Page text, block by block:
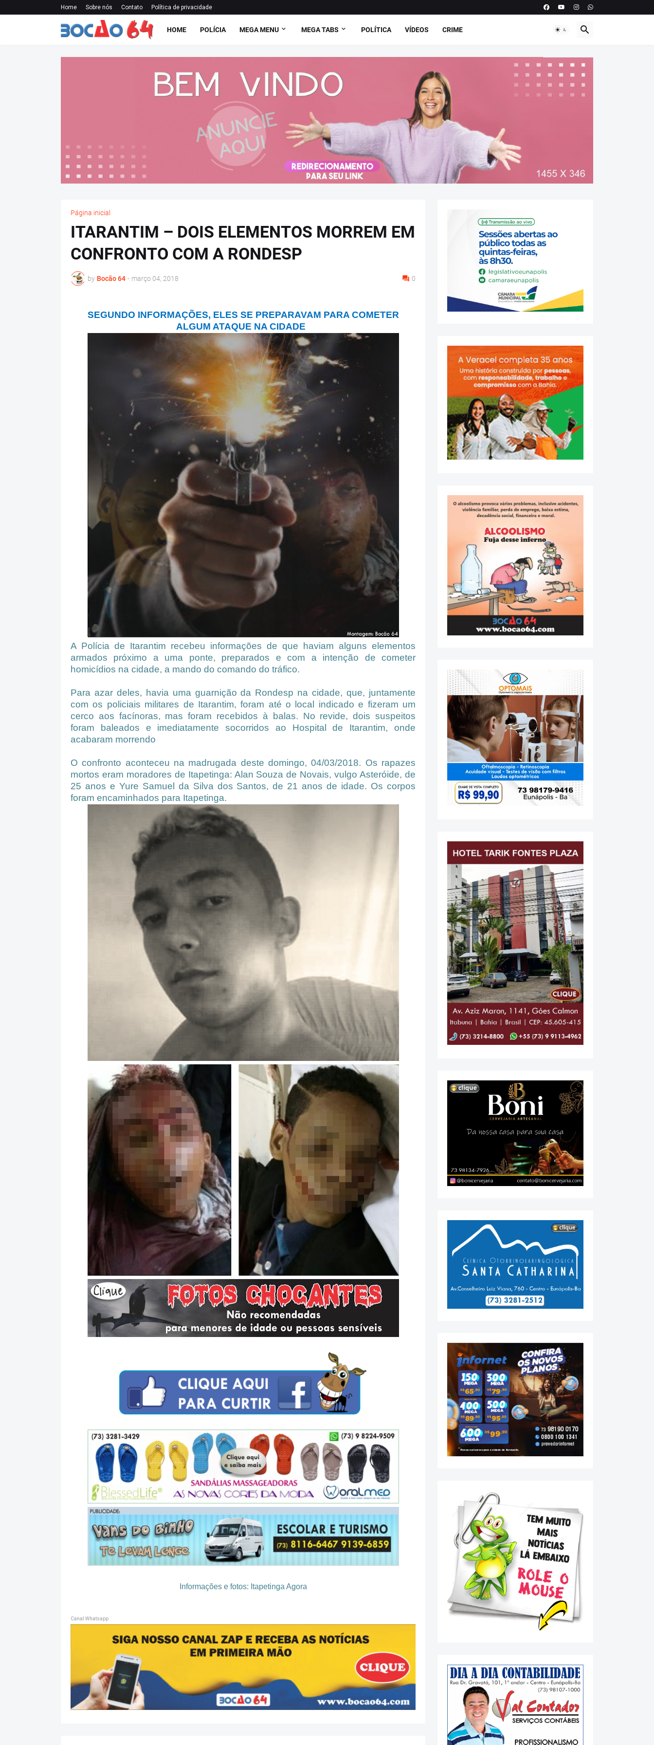
Home Sobre nós Contato Política de privacidade
HOME POLÍCIA MEGA MENU MEGA TABS POLÍTICA VÍDEOS CRIME
Página inicial
ITARANTIM – DOIS ELEMENTOS MORREM EM
CONFRONTO COM A RONDESP
by Bocão 64 - março 04, 2018 0
SEGUNDO INFORMAÇÕES, ELES SE PREPARAVAM PARA COMETER
ALGUM ATAQUE NA CIDADE
A Polícia de Itarantim recebeu informações de que haviam alguns elementos
armados próximo a uma ponte, preparados e com a intenção de cometer
homicídios na cidade, a mando do comando do tráfico.
Para azar deles, havia uma guarnição da Rondesp na cidade, que, juntamente
com os policiais militares de Itarantim, foram até o local indicado e fizeram um
cerco aos facínoras, mas foram recebidos à balas. No revide, dois suspeitos
foram baleados e imediatamente socorridos ao Hospital de Itarantim, onde
acabaram morrendo
O confronto aconteceu na madrugada deste domingo, 04/03/2018. Os rapazes
mortos eram moradores de Itapetinga: Alan Souza de Novais, vulgo Asteróide, de
25 anos e Yure Samuel da Silva dos Santos, de 21 anos de idade. Os corpos
foram encaminhados para Itapetinga.
Informações e fotos: Itapetinga Agora
Canal Whatsapp